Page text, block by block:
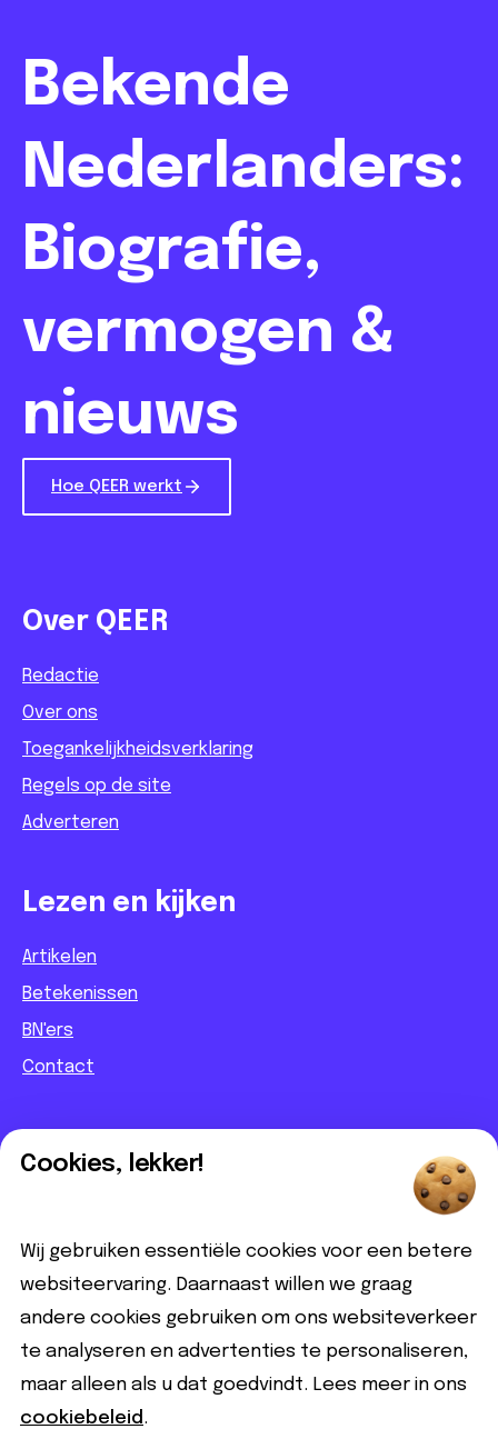
Bekende
Nederlanders:
Biografie,
vermogen &
nieuws
Hoe QEER werkt
Over QEER
Redactie
Over ons
Toegankelijkheidsverklaring
Regels op de site
Adverteren
Lezen en kijken
Artikelen
Betekenissen
BN'ers
Contact
Informatief
Partnerbijdrage
Disclaimer
Volg ons
Cookies, lekker!
Wij gebruiken essentiële cookies voor een betere
websiteervaring. Daarnaast willen we graag
andere cookies gebruiken om ons websiteverkeer
te analyseren en advertenties te personaliseren,
maar alleen als u dat goedvindt. Lees meer in ons
cookiebeleid .